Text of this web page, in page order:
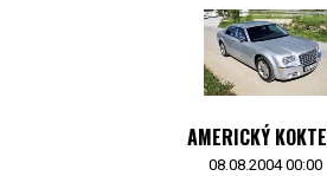
AMERICKÝ
08.08.2004 00:00